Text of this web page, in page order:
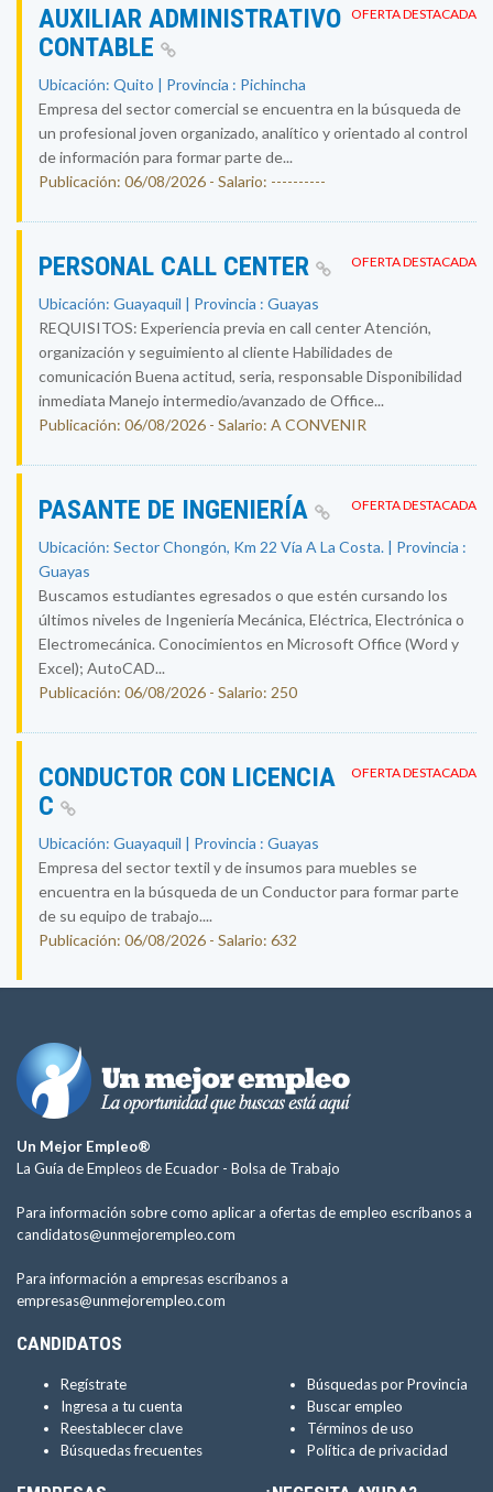
OFERTA DESTACADA
AUXILIAR ADMINISTRATIVO
CONTABLE
Ubicación: Quito | Provincia : Pichincha
Empresa del sector comercial se encuentra en la búsqueda de
un profesional joven organizado, analítico y orientado al control
de información para formar parte de...
Publicación: 06/08/2026 - Salario: ----------
OFERTA DESTACADA
PERSONAL CALL CENTER
Ubicación: Guayaquil | Provincia : Guayas
REQUISITOS: Experiencia previa en call center Atención,
organización y seguimiento al cliente Habilidades de
comunicación Buena actitud, seria, responsable Disponibilidad
inmediata Manejo intermedio/avanzado de Office...
Publicación: 06/08/2026 - Salario: A CONVENIR
OFERTA DESTACADA
PASANTE DE INGENIERÍA
Ubicación: Sector Chongón, Km 22 Vía A La Costa. | Provincia :
Guayas
Buscamos estudiantes egresados o que estén cursando los
últimos niveles de Ingeniería Mecánica, Eléctrica, Electrónica o
Electromecánica. Conocimientos en Microsoft Office (Word y
Excel); AutoCAD...
Publicación: 06/08/2026 - Salario: 250
OFERTA DESTACADA
CONDUCTOR CON LICENCIA
C
Ubicación: Guayaquil | Provincia : Guayas
Empresa del sector textil y de insumos para muebles se
encuentra en la búsqueda de un Conductor para formar parte
de su equipo de trabajo....
Publicación: 06/08/2026 - Salario: 632
Un Mejor Empleo®
La Guía de Empleos de Ecuador - Bolsa de Trabajo
Para información sobre como aplicar a ofertas de empleo escríbanos a
candidatos@unmejorempleo.com
Para información a empresas escríbanos a
empresas@unmejorempleo.com
CANDIDATOS
Regístrate
Ingresa a tu cuenta
Reestablecer clave
Búsquedas frecuentes
Búsquedas por Provincia
Buscar empleo
Términos de uso
Política de privacidad